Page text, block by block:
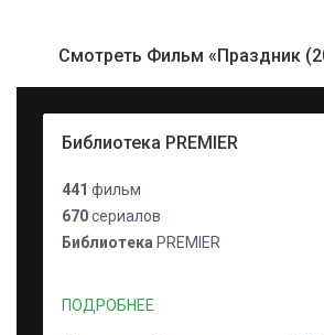
Смотреть Фильм «Праздник
Библиотека PREMIER
441 фильм
670сериалов
Библиотека PREMIER
ПОДРОБНЕЕ